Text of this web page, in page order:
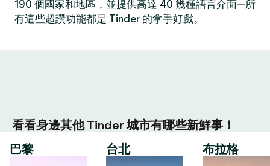
190 個國家和地區，並提供高達 40 幾種語言介面—所
有這些超讚功能都是 Tinder 的拿手好戲。
看看身邊其他 Tinder 城市有哪些新鮮事！
巴黎
台北 布拉格